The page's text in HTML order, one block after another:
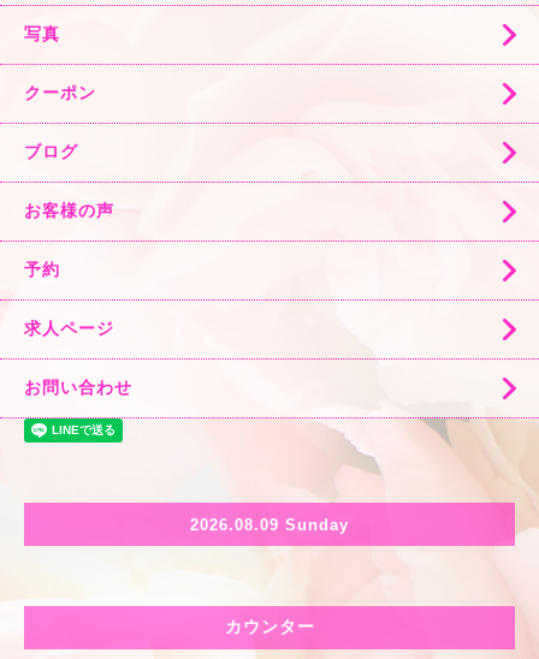
写真
クーポン
ブログ
お客様の声
予約
求人ページ
お問い合わせ
2026.08.09 Sunday
カウンター